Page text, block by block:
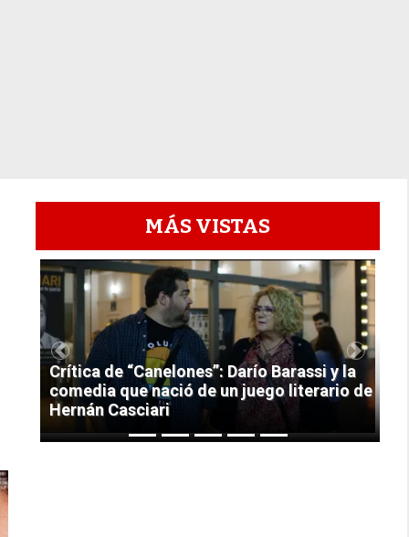
MÁS VISTAS
1
Crítica de “Canelones”: Darío Barassi y la
comedia que nació de un juego literario de
Hernán Casciari
Previous Next